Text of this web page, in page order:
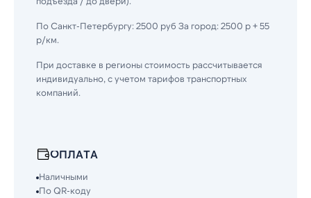
По Санкт-Петербургу: 2500 руб За город: 2500 р + 55
р/км.
При доставке в регионы стоимость рассчитывается
индивидуально, с учетом тарифов транспортных
компаний.
ОПЛАТА
Наличными
По QR-коду